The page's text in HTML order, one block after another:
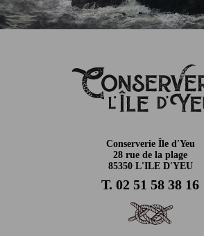
Conserverie Île d'Yeu
28 rue de la plage
85350 L'ILE D'YEU
T. 02 51 58 38 16